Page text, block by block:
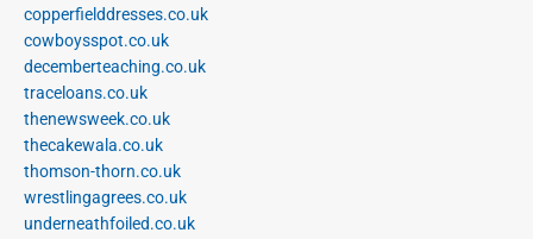
copperfielddresses.co.uk
cowboysspot.co.uk
decemberteaching.co.uk
traceloans.co.uk
thenewsweek.co.uk
thecakewala.co.uk
thomson-thorn.co.uk
wrestlingagrees.co.uk
underneathfoiled.co.uk